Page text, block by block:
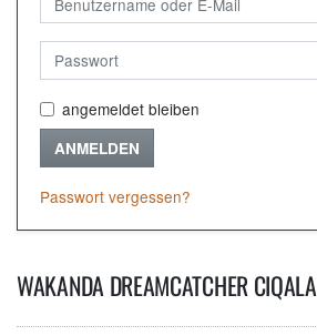
angemeldet bleiben
ANMELDEN
Passwort vergessen?
WAKANDA DREAMCATCHER CIQALA